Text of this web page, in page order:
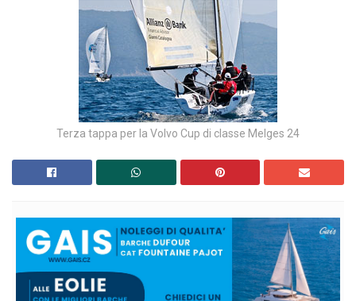
Terza tappa per la Volvo Cup di classe Melges 24